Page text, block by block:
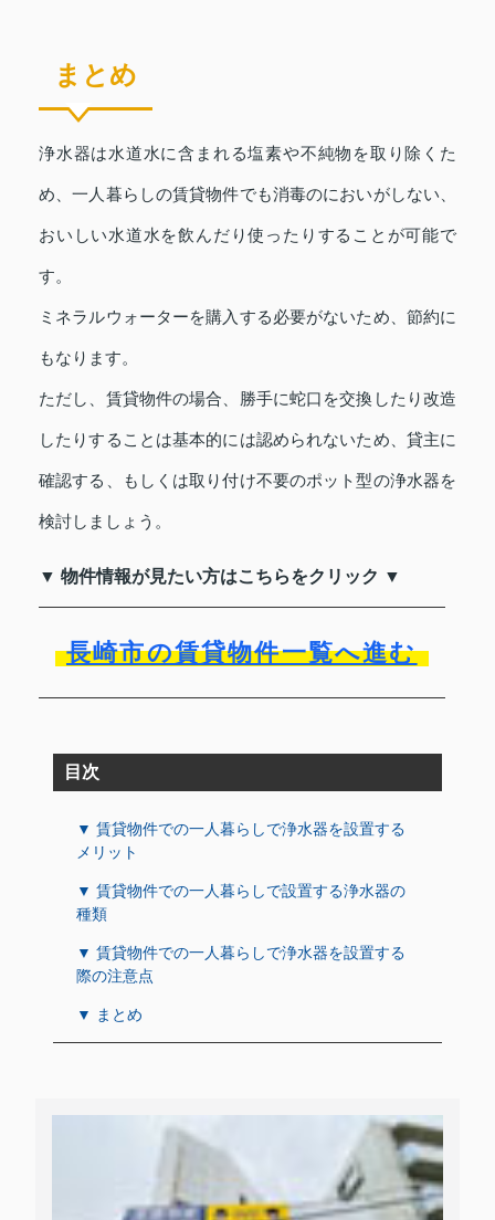
まとめ
浄水器は水道水に含まれる塩素や不純物を取り除くた
め、一人暮らしの賃貸物件でも消毒のにおいがしない、
おいしい水道水を飲んだり使ったりすることが可能で
す。
ミネラルウォーターを購入する必要がないため、節約に
もなります。
ただし、賃貸物件の場合、勝手に蛇口を交換したり改造
したりすることは基本的には認められないため、貸主に
確認する、もしくは取り付け不要のポット型の浄水器を
検討しましょう。
▼ 物件情報が見たい方はこちらをクリック ▼
長崎市の賃貸物件一覧へ進む
目次
▼ 賃貸物件での一人暮らしで浄水器を設置する
メリット
▼ 賃貸物件での一人暮らしで設置する浄水器の
種類
▼ 賃貸物件での一人暮らしで浄水器を設置する
際の注意点
▼ まとめ